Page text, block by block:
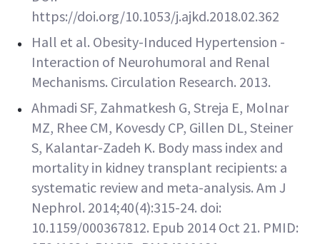
https://doi.org/10.1053/j.ajkd.2018.02.362
Hall et al. Obesity-Induced Hypertension -
Interaction of Neurohumoral and Renal
Mechanisms. Circulation Research. 2013.
Ahmadi SF, Zahmatkesh G, Streja E, Molnar
MZ, Rhee CM, Kovesdy CP, Gillen DL, Steiner
S, Kalantar-Zadeh K. Body mass index and
mortality in kidney transplant recipients: a
systematic review and meta-analysis. Am J
Nephrol. 2014;40(4):315-24. doi:
10.1159/000367812. Epub 2014 Oct 21. PMID: